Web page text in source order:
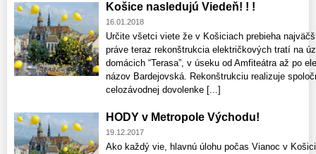
Košice nasledujú Viedeň! ! !
16.01.2018
Určite všetci viete že v Košiciach prebieha
práve teraz rekonštrukcia električkových tratí na
domácich “Terasa”, v úseku od Amfiteátra až po
názov Bardejovská. Rekonštrukciu realizuje
celozávodnej dovolenke [...]
HODY v Metropole Východu!
19.12.2017
Ako každý vie, hlavnú úlohu počas Vianoc v